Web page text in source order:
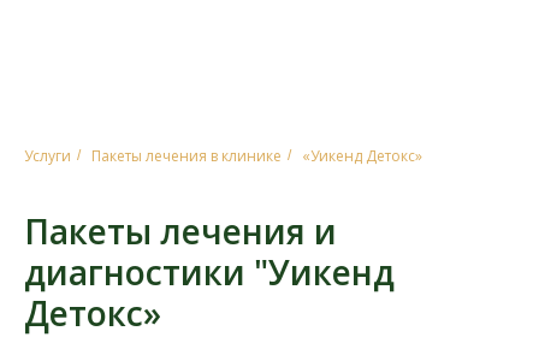
Услуги / Пакеты лечения в клинике / «Уикенд Детокс»
Пакеты лечения и
диагностики "Уикенд
Детокс»